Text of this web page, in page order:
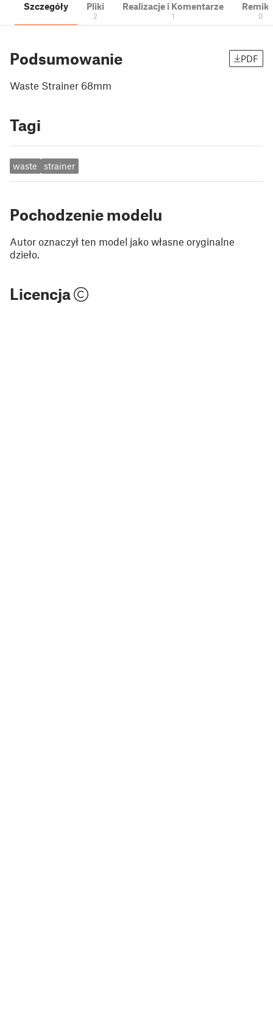
Szczegóły Pliki
2
Realizacje i Komentarze
1 0
Podsumowanie PDF
Waste Strainer 68mm
Tagi
waste strainer
Pochodzenie modelu
Autor oznaczył ten model jako własne oryginalne
dzieło.
Licencja